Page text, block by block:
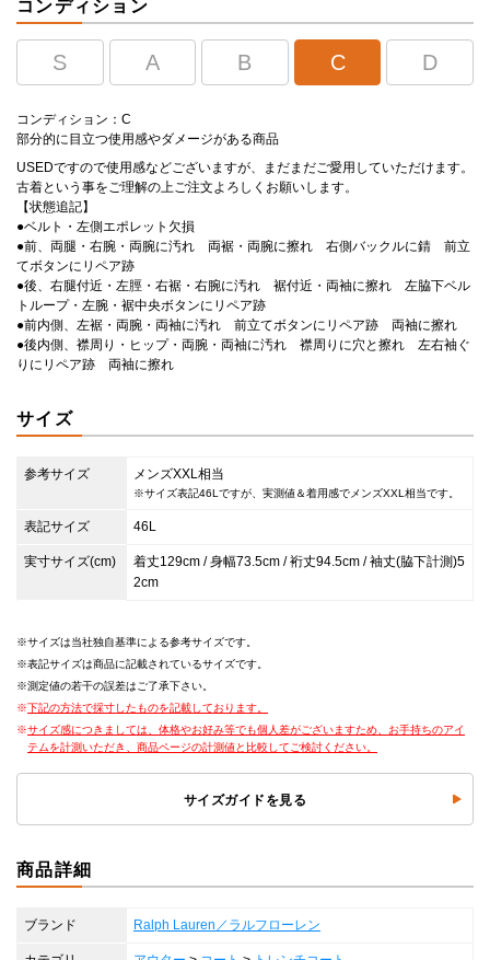
コンディション
S A B C D
コンディション：C
部分的に目立つ使用感やダメージがある商品
USEDですので使用感などございますが、まだまだご愛用していただけます。
古着という事をご理解の上ご注文よろしくお願いします。
【状態追記】
●ベルト・左側エポレット欠損
●前、両腿・右腕・両腕に汚れ 両裾・両腕に擦れ 右側バックルに錆 前立
てボタンにリペア跡
●後、右腿付近・左脛・右裾・右腕に汚れ 裾付近・両袖に擦れ 左脇下ベル
トループ・左腕・裾中央ボタンにリペア跡
●前内側、左裾・両腕・両袖に汚れ 前立てボタンにリペア跡 両袖に擦れ
●後内側、襟周り・ヒップ・両腕・両袖に汚れ 襟周りに穴と擦れ 左右袖ぐ
りにリペア跡 両袖に擦れ
サイズ
参考サイズ メンズXXL相当
※サイズ表記46Lですが、実測値＆着用感でメンズXXL相当です。
表記サイズ 46L
実寸サイズ(cm)
着丈129cm / 身幅73.5cm / 裄丈94.5cm / 袖丈(脇下計測)5
2cm
サイズは当社独自基準による参考サイズです。
表記サイズは商品に記載されているサイズです。
測定値の若干の誤差はご了承下さい。
下記の方法で採寸したものを記載しております。
サイズ感につきましては、体格やお好み等でも個人差がございますため、お手持ちのアイ
テムを計測いただき、商品ページの計測値と比較してご検討ください。
サイズガイドを見る
商品詳細
ブランド Ralph Lauren／ラルフローレン